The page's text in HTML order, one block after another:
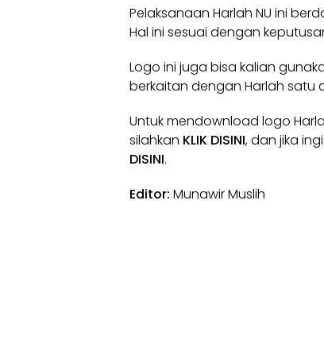
Pelaksanaan Harlah NU ini
Hal ini sesuai dengan
Logo ini juga bisa kalian
berkaitan dengan Harlah satu
Untuk mendownload logo
silahkan KLIK DISINI, dan jika
DISINI.
Editor: Munawir Muslih